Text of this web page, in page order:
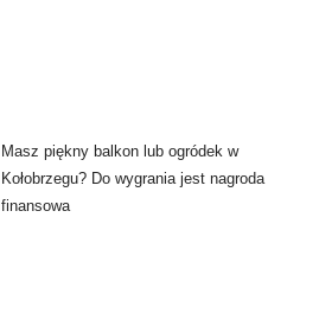
Masz piękny balkon lub ogródek w
Kołobrzegu? Do wygrania jest nagroda
finansowa